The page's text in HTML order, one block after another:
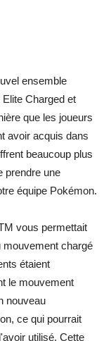
ensemble
Elite Charged et
que les joueurs
avoir acquis dans
beaucoup plus
prendre une
équipe Pokémon.
vous permettait
mouvement chargé
étaient
le mouvement
nouveau
ce qui pourrait
utilisé. Cette